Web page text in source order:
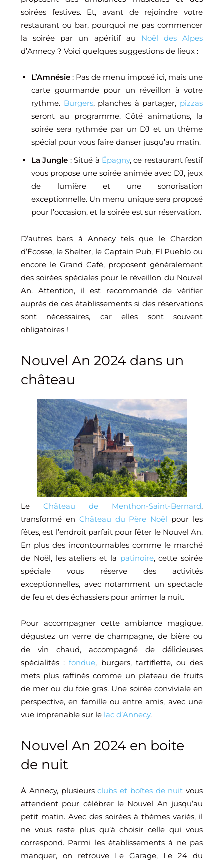
soirées festives. Et, avant de rejoindre votre
restaurant ou bar, pourquoi ne pas commencer
la soirée par un apéritif au Noël des Alpes
d’Annecy ? Voici quelques suggestions de lieux :
L’Amnésie : Pas de menu imposé ici, mais une
carte gourmande pour un réveillon à votre
rythme. Burgers, planches à partager, pizzas
seront au programme. Côté animations, la
soirée sera rythmée par un DJ et un thème
spécial pour vous faire danser jusqu’au matin.
La Jungle : Situé à Épagny, ce restaurant festif
vous propose une soirée animée avec DJ, jeux
de lumière et une sonorisation
exceptionnelle. Un menu unique sera proposé
pour l’occasion, et la soirée est sur réservation.
D’autres bars à Annecy tels que le Chardon
d’Écosse, le Shelter, le Captain Pub, El Pueblo ou
encore le Grand Café, proposent généralement
des soirées spéciales pour le réveillon du Nouvel
An. Attention, il est recommandé de vérifier
auprès de ces établissements si des réservations
sont nécessaires, car elles sont souvent
obligatoires !
Nouvel An 2024 dans un
château
Le Château de Menthon-Saint-Bernard,
transformé en Château du Père Noël pour les
fêtes, est l’endroit parfait pour fêter le Nouvel An.
En plus des incontournables comme le marché
de Noël, les ateliers et la patinoire, cette soirée
spéciale vous réserve des activités
exceptionnelles, avec notamment un spectacle
de feu et des échassiers pour animer la nuit.
Pour accompagner cette ambiance magique,
dégustez un verre de champagne, de bière ou
de vin chaud, accompagné de délicieuses
spécialités :fondue, burgers, tartiflette, ou des
mets plus raffinés comme un plateau de fruits
de mer ou du foie gras. Une soirée conviviale en
perspective, en famille ou entre amis, avec une
vue imprenable sur le lac d’Annecy.
Nouvel An 2024 en boite
de nuit
À Annecy, plusieursclubs et boîtes de nuit vous
attendent pour célébrer le Nouvel An jusqu’au
petit matin. Avec des soirées à thèmes variés, il
ne vous reste plus qu’à choisir celle qui vous
correspond. Parmi les établissements à ne pas
manquer, on retrouve Le Garage, Le 24 du